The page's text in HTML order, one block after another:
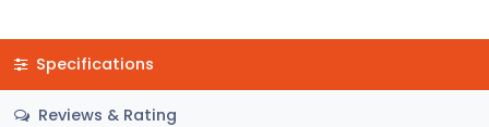
Specifications
Reviews & Rating